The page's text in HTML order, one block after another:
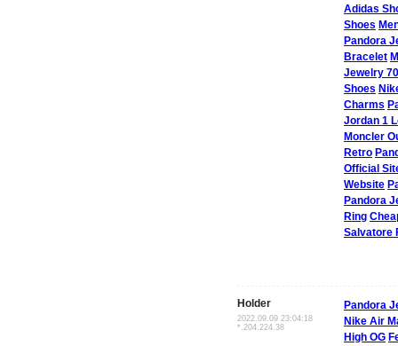
Adidas
Shoes
Pandora
Bracelet
Jewelry
Shoes
Charms
Jordan 1
Moncler
Retro
Official
Website
Pandora
Ring
Salvatore
Holder
2022.09.09 23:04:18
*.204.224.38
Pandora
Nike Air
High OG